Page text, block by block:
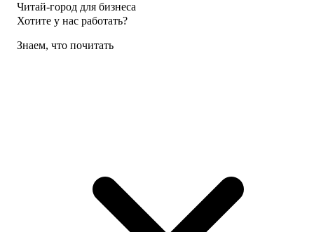
Читай-город для бизнеса
Хотите у нас работать?
Знаем, что почитать